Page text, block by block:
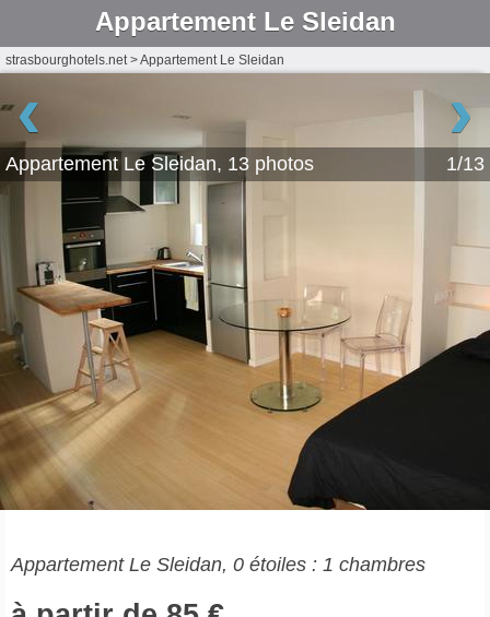
Appartement Le Sleidan
strasbourghotels.net>Appartement Le Sleidan
‹ ›
Appartement Le Sleidan, 13 photos 1/13
Appartement Le Sleidan, 0 étoiles : 1 chambres